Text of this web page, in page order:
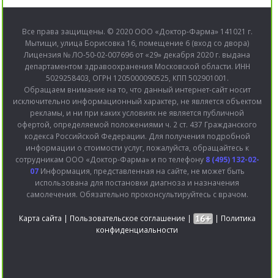
Все права защищены. © 2020 ООО «Доктор-Фарма» 141021 г.
Мытищи, улица Борисовка 16, помещение 6 (вход со двора)
Лицензия № ЛО-50-02-007696 от «29» декабря 2020 г. выдана
департаментом здравоохранения Московской области. ИНН
5029258403, ОГРН 1205000090525, КПП 502901001.
Обращаем внимание на то, что данный интернет-сайт носит
исключительно информационный характер, не является объектом
рекламы, и ни при каких условиях не является публичной
офертой, определяемой положениями ч. 2 ст. 437 Гражданского
кодекса Российской Федерации. Для получения подробной
информации о стоимости услуг, пожалуйста, обращайтесь к
сотрудникам ООО «Доктор-Фарма» и по телефону 8 (495) 132-02-
07Информация, представленная на сайте, не может быть
использована для постановки диагноза и назначения
самолечения. Обязательно проконсультируйтесь с врачом.
Карта сайта | Пользовательское соглашение | | Политика
конфиденциальности